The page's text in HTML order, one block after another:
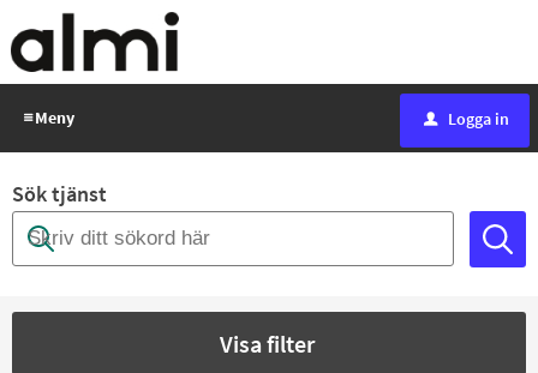
tjäntser
-
Almi
LMeny u Logga in
Sök tjänst
Visa filter